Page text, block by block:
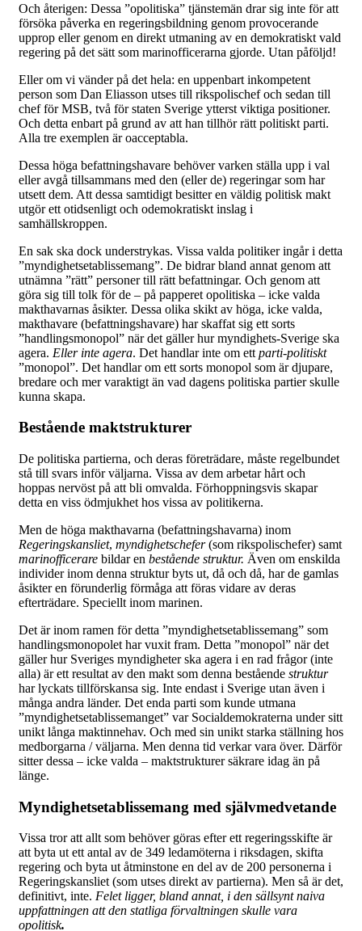
Och återigen: Dessa ”opolitiska” tjänstemän drar sig inte för att
försöka påverka en regeringsbildning genom provocerande
upprop eller genom en direkt utmaning av en demokratiskt vald
regering på det sätt som marinofficerarna gjorde. Utan påföljd!
Eller om vi vänder på det hela: en uppenbart inkompetent
person som Dan Eliasson utses till rikspolischef och sedan till
chef för MSB, två för staten Sverige ytterst viktiga positioner.
Och detta enbart på grund av att han tillhör rätt politiskt parti.
Alla tre exemplen är oacceptabla.
Dessa höga befattningshavare behöver varken ställa upp i val
eller avgå tillsammans med den (eller de) regeringar som har
utsett dem. Att dessa samtidigt besitter en väldig politisk makt
utgör ett otidsenligt och odemokratiskt inslag i
samhällskroppen.
En sak ska dock understrykas. Vissa valda politiker ingår i detta
”myndighetsetablissemang”. De bidrar bland annat genom att
utnämna ”rätt” personer till rätt befattningar. Och genom att
göra sig till tolk för de – på papperet opolitiska – icke valda
makthavarnas åsikter. Dessa olika skikt av höga, icke valda,
makthavare (befattningshavare) har skaffat sig ett sorts
”handlingsmonopol” när det gäller hur myndighets-Sverige ska
agera. Eller inte agera. Det handlar inte om ett parti-politiskt
”monopol”. Det handlar om ett sorts monopol som är djupare,
bredare och mer varaktigt än vad dagens politiska partier skulle
kunna skapa.
Bestående maktstrukturer
De politiska partierna, och deras företrädare, måste regelbundet
stå till svars inför väljarna. Vissa av dem arbetar hårt och
hoppas nervöst på att bli omvalda. Förhoppningsvis skapar
detta en viss ödmjukhet hos vissa av politikerna.
Men de höga makthavarna (befattningshavarna) inom
Regeringskansliet, myndighetschefer(som rikspolischefer) samt
marinofficerare bildar en bestående struktur. Även om enskilda
individer inom denna struktur byts ut, då och då, har de gamlas
åsikter en förunderlig förmåga att föras vidare av deras
efterträdare. Speciellt inom marinen.
Det är inom ramen för detta ”myndighetsetablissemang” som
handlingsmonopolet har vuxit fram. Detta ”monopol” när det
gäller hur Sveriges myndigheter ska agera i en rad frågor (inte
alla) är ett resultat av den makt som denna bestående struktur
har lyckats tillförskansa sig. Inte endast i Sverige utan även i
många andra länder. Det enda parti som kunde utmana
”myndighetsetablissemanget” var Socialdemokraterna under sitt
unikt långa maktinnehav. Och med sin unikt starka ställning hos
medborgarna / väljarna. Men denna tid verkar vara över. Därför
sitter dessa – icke valda – maktstrukturer säkrare idag än på
länge.
Myndighetsetablissemang med självmedvetande
Vissa tror att allt som behöver göras efter ett regeringsskifte är
att byta ut ett antal av de 349 ledamöterna i riksdagen, skifta
regering och byta ut åtminstone en del av de 200 personerna i
Regeringskansliet (som utses direkt av partierna). Men så är det,
definitivt, inte. Felet ligger, bland annat, i den sällsynt naiva
uppfattningen att den statliga förvaltningen skulle vara
opolitisk.